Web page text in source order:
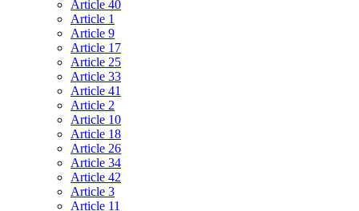
Article 40
Article 1
Article 9
Article 17
Article 25
Article 33
Article 41
Article 2
Article 10
Article 18
Article 26
Article 34
Article 42
Article 3
Article 11